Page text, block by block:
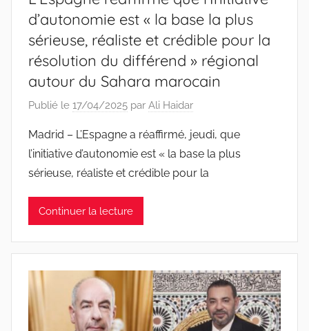
d’autonomie est « la base la plus
sérieuse, réaliste et crédible pour la
résolution du différend » régional
autour du Sahara marocain
Publié le 17/04/2025 par Ali Haidar
Madrid – L’Espagne a réaffirmé, jeudi, que
l’initiative d’autonomie est « la base la plus
sérieuse, réaliste et crédible pour la
Continuer la lecture